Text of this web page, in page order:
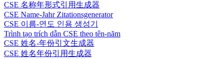
CSE 名称年形式引用生成器
CSE Name-Jahr Zitationsgenerator
CSE 이름-연도 인용 생성기
Trình tạo trích dẫn CSE theo tên-năm
CSE 姓名-年份引文生成器
CSE 姓名年份引用生成器